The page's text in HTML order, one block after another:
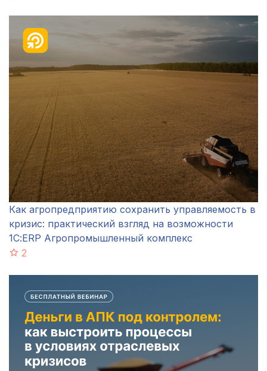
Как агропредприятию сохранить управляемость в
кризис: практический взгляд на возможности
1С:ERP Агропромышленный комплекс
2